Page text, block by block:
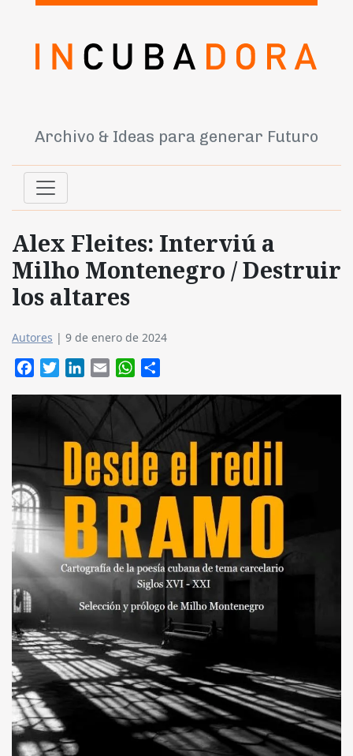
Archivo & Ideas para generar Futuro
Alex Fleites: Interviú a
Milho Montenegro / Destruir
los altares
Autores | 9 de enero de 2024
FacebookTwitterLinkedIn
Email WhatsApp